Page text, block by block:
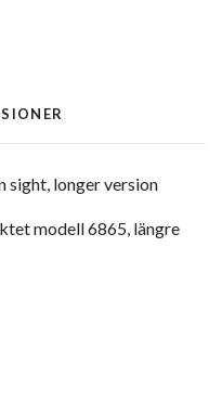
sight, longer version
modell 6865, längre